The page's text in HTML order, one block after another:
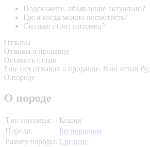
Подскажите, объявление актуально?
Где и когда можно посмотреть?
Сколько стоит питомец?
Отзывы
Отзывы о продавце
Оставить отзыв
Еще нет отзывов о продавце. Ваш отзыв
О породе
О породе
Тип питомца:
Кошки
Порода:
Беспородная
Размер породы: Средние